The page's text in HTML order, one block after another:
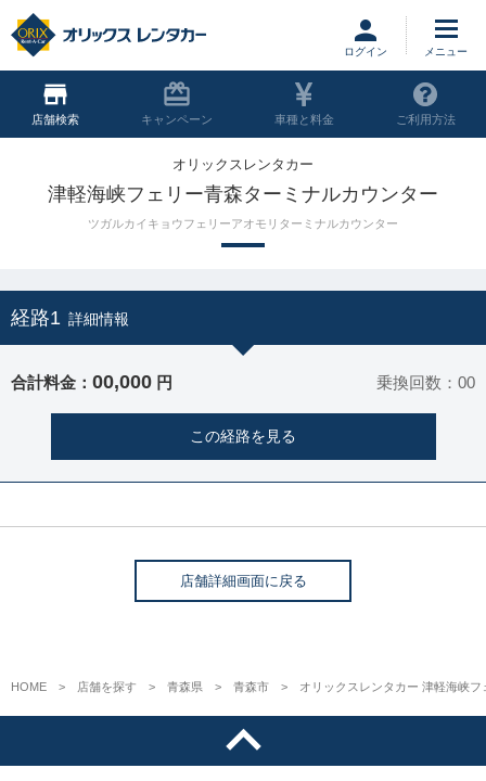
ログイン
店舗 キャンペーン 車種と料金 ご利用方法
オリックスレンタカー
津軽海峡フェリー青森ターミナルカウンター
ツガルカイキョウフェリーアオモリターミナルカウンター
経路1 詳細情報
合計料金： 00,000 円 乗換回数：00
この経路を見る
店舗詳細画面に戻る
HOME 店舗を探す 青森県 青森市 オリックスレンタカー 津軽海峡